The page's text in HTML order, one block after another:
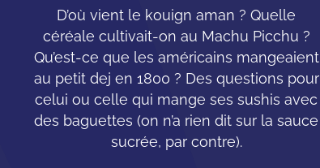
D’où vient le kouign aman ? Quelle
céréale cultivait-on au Machu Picchu ?
Qu’est-ce que les américains mangeaient
au petit dej en 1800 ? Des questions pour
celui ou celle qui mange ses sushis avec
des baguettes (on n’a rien dit sur la sauce
sucrée, par contre).